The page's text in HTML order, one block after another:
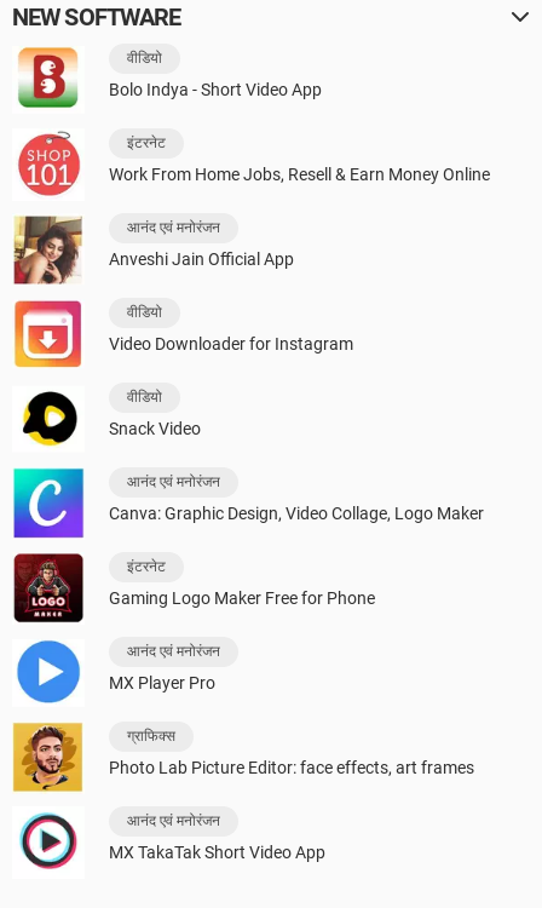
NEW SOFTWARE
वीडियो
Bolo Indya - Short Video App
इंटरनेट
Work From Home Jobs, Resell & Earn Money Online
आनंद एवं मनोरंजन
Anveshi Jain Official App
वीडियो
Video Downloader for Instagram
वीडियो
Snack Video
आनंद एवं मनोरंजन
Canva: Graphic Design, Video Collage, Logo Maker
इंटरनेट
Gaming Logo Maker Free for Phone
आनंद एवं मनोरंजन
MX Player Pro
ग्राफिक्स
Photo Lab Picture Editor: face effects, art frames
आनंद एवं मनोरंजन
MX TakaTak Short Video App